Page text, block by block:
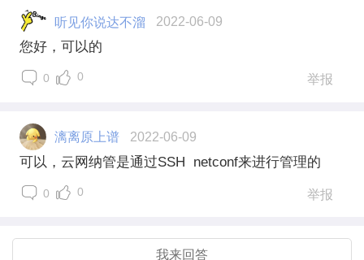
听见你说达不溜 2022-06-09
您好，可以的
0 0 举报
漓离原上谱 2022-06-09
可以，云网纳管是通过SSH netconf来进行管理的
0 0 举报
我来回答